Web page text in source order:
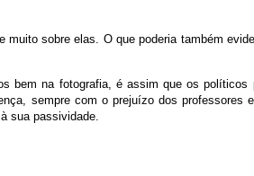
sobre elas. O que poderia também
bem na fotografia, é assim que os
sempre com o prejuízo dos professores
sua passividade.